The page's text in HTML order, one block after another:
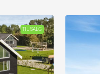
TIL SALG